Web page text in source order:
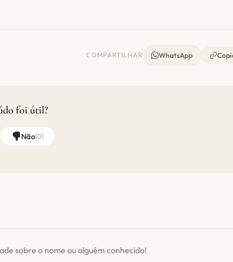
COMPARTILHAR WhatsApp
foi útil?
Não(0)
sobre o nome ou alguém conhecido!